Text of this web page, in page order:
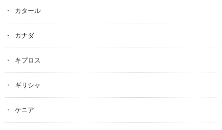
カタール
カナダ
キプロス
ギリシャ
ケニア